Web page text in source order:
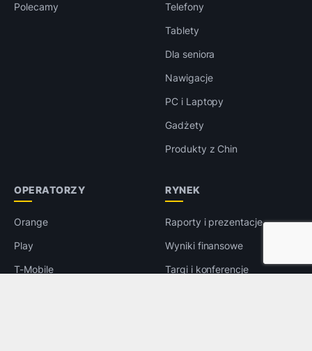
Polecamy
Telefony
Tablety
Dla seniora
Nawigacje
PC i Laptopy
Gadżety
Produkty z Chin
OPERATORZY
Orange
Play
T-Mobile
RYNEK
Raporty i prezentacje
Wyniki finansowe
Targi i konferencje